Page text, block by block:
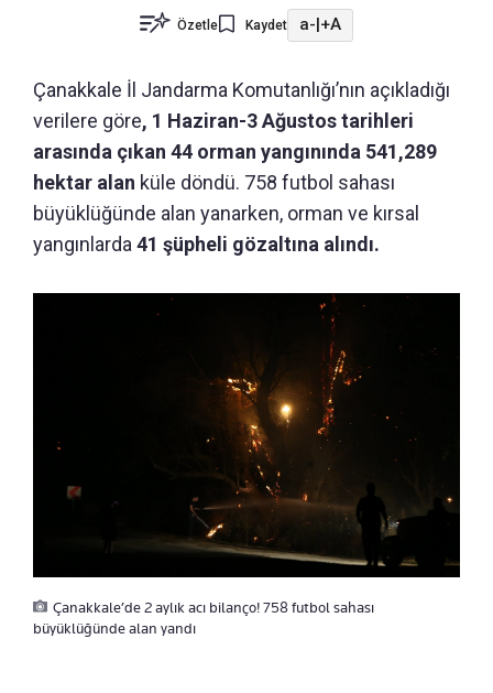
Özetle Kaydet a-|+A
Çanakkale İl Jandarma Komutanlığı’nın açıkladığı
verilere göre, 1 Haziran-3 Ağustos tarihleri
arasında çıkan 44 orman yangınında 541,289
hektar alan küle döndü. 758 futbol sahası
büyüklüğünde alan yanarken, orman ve kırsal
yangınlarda 41 şüpheli gözaltına alındı.
Çanakkale’de 2 aylık acı bilanço! 758 futbol sahası
büyüklüğünde alan yandı